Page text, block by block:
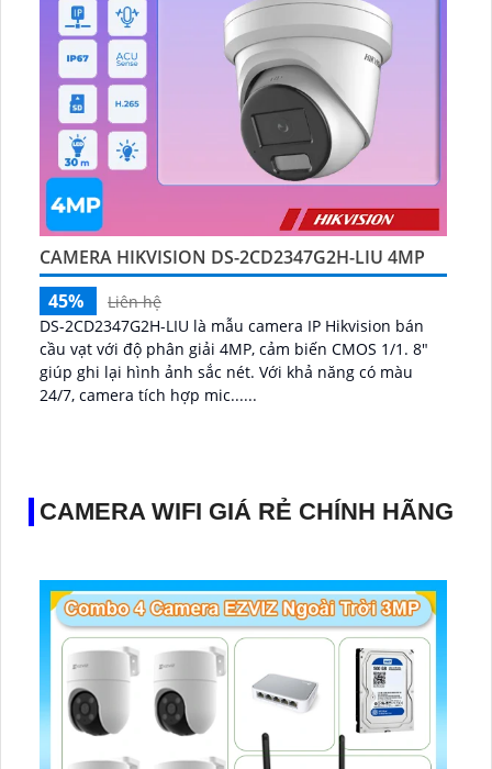
CAMERA HIKVISION DS-2CD2347G2H-LIU 4MP
45%
Liên hệ
DS-2CD2347G2H-LIU là mẫu camera IP Hikvision bán
cầu vạt với độ phân giải 4MP, cảm biến CMOS 1/1. 8"
giúp ghi lại hình ảnh sắc nét. Với khả năng có màu
24/7, camera tích hợp mic......
CAMERA WIFI GIÁ RẺ CHÍNH HÃNG